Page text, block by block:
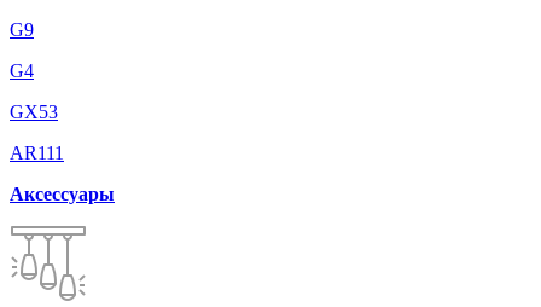
G9
G4
GX53
AR111
Аксессуары